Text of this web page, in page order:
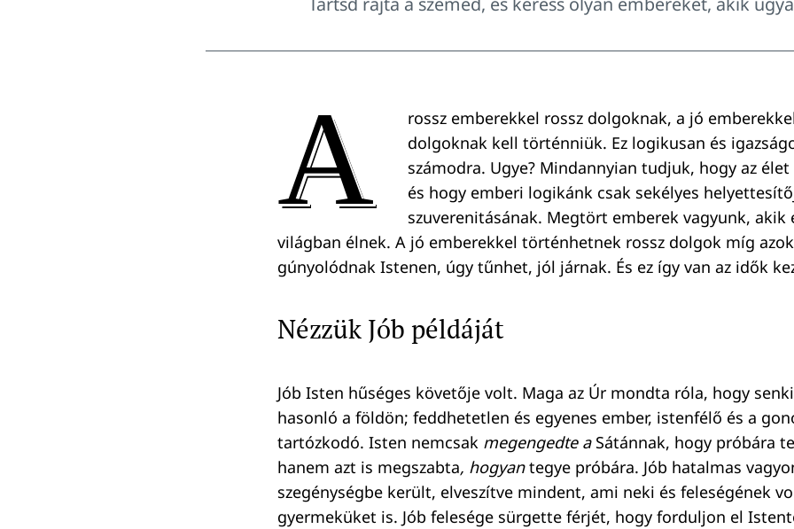
A
rossz emberekkel rossz dolgoknak, a jó
dolgoknak kell történniük. Ez logikusan és
számodra. Ugye? Mindannyian tudjuk, hogy az
és hogy emberi logikánk csak sekélyes
szuverenitásának. Megtört emberek vagyunk,
világban élnek. A jó emberekkel történhetnek rossz dolgok míg
gúnyolódnak Istenen, úgy tűnhet, jól járnak. És ez így van az idők
Nézzük Jób példáját
Jób Isten hűséges követője volt. Maga az Úr mondta róla, hogy
hasonló a földön; feddhetetlen és egyenes ember, istenfélő és a
tartózkodó. Isten nemcsak megengedte a Sátánnak, hogy próbára
hanem azt is megszabta, hogyantegye próbára. Jób hatalmas
szegénységbe került, elveszítve mindent, ami neki és feleségének
gyermeküket is. Jób felesége sürgette férjét, hogy forduljon el